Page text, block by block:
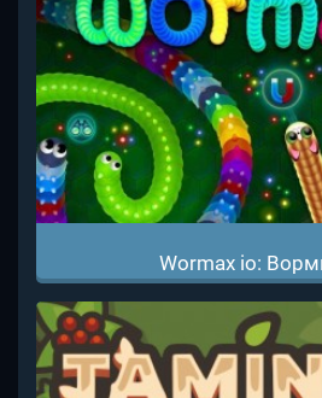
Wormax io: